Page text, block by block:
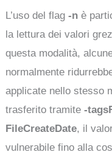
L’uso del flag-n è
la lettura dei valori
questa modalità,
normalmente
applicate nello stesso
trasferito tramite-
FileCreateDate, il
vulnerabile fino alla